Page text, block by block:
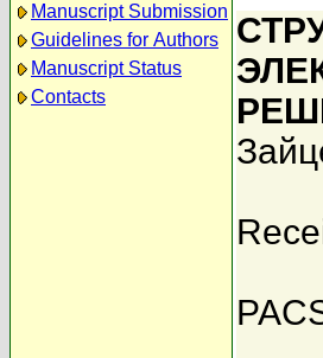
Manuscript Submission
Guidelines for Authors
Manuscript Status
Contacts